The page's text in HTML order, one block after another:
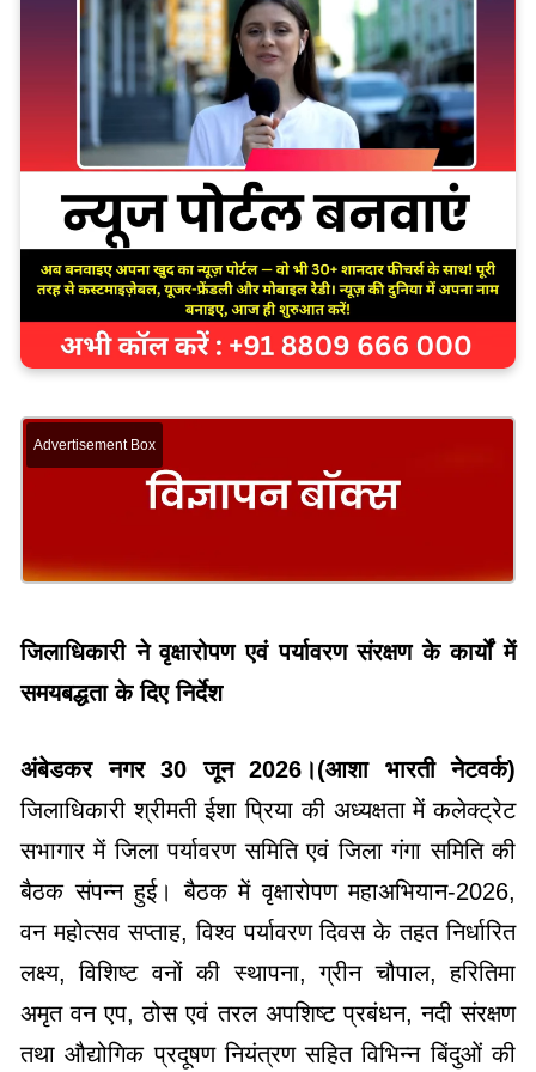
Advertisement Box
जिलाधिकारी ने वृक्षारोपण एवं पर्यावरण संरक्षण के कार्यों में
समयबद्धता के दिए निर्देश
अंबेडकर नगर 30 जून 2026।(आशा भारती नेटवर्क)
जिलाधिकारी श्रीमती ईशा प्रिया की अध्यक्षता में कलेक्ट्रेट
सभागार में जिला पर्यावरण समिति एवं जिला गंगा समिति की
बैठक संपन्न हुई। बैठक में वृक्षारोपण महाअभियान-2026,
वन महोत्सव सप्ताह, विश्व पर्यावरण दिवस के तहत निर्धारित
लक्ष्य, विशिष्ट वनों की स्थापना, ग्रीन चौपाल, हरितिमा
अमृत वन एप, ठोस एवं तरल अपशिष्ट प्रबंधन, नदी संरक्षण
तथा औद्योगिक प्रदूषण नियंत्रण सहित विभिन्न बिंदुओं की